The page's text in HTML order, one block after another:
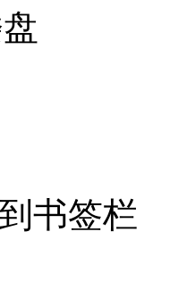
书签栏